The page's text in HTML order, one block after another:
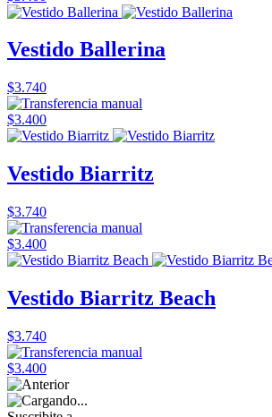
Vestido Ballerina
$3.740
$3.400
Vestido Biarritz
$3.740
$3.400
Vestido Biarritz Beach
$3.740
$3.400